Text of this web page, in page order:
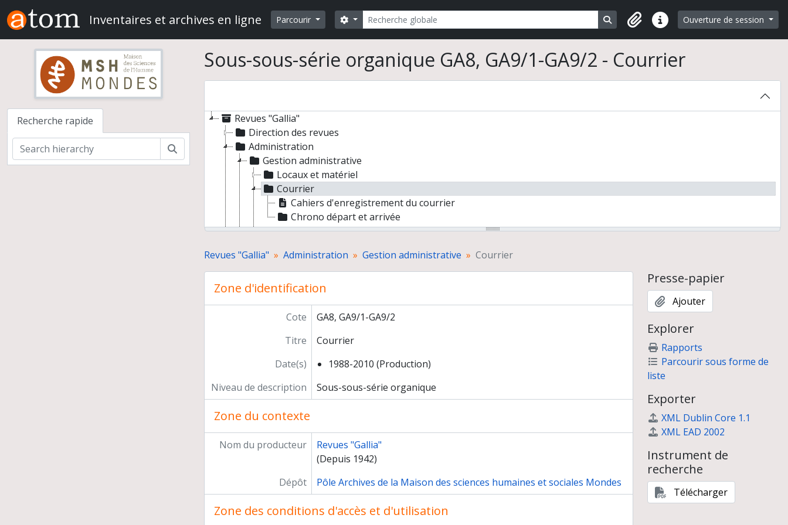
Skip to main content
Inventaires et archives en ligne Parcourir Rechercher
Search options Search in browse page
Liens rapidesOuverture de session
Recherche rapide
Rechercher
Sous-sous-série organique GA8, GA9/1-GA9/2 - Courrier
Revues "Gallia"
Direction des revues
Administration
Gestion administrative
Locaux et matériel
Courrier
Cahiers d'enregistrement du courrier
Chrono départ et arrivée
Portail Persée
Diffusion
Gestion financière
Préparation des numéros
Revues "Gallia" Administration Gestion administrative Courrier
Zone d'identification
Cote
GA8, GA9/1-GA9/2
Titre
Courrier
Date(s)
1988-2010 (Production)
Niveau de description
Sous-sous-série organique
Zone du contexte
Nom du producteur
Revues "Gallia"
(Depuis 1942)
Dépôt
Pôle Archives de la Maison des sciences humaines et sociales Mondes
Zone des conditions d'accès et d'utilisation
Presse-papier
Ajouter
Explorer
Rapports
Parcourir sous forme de
liste
Exporter
XML Dublin Core 1.1
XML EAD 2002
Instrument de
recherche
Télécharger